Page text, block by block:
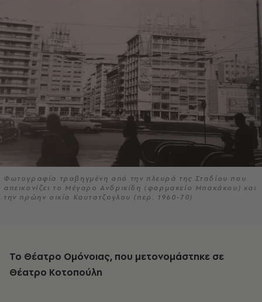
Φωτογραφία τραβηγμένη από την πλευρά της Σταδίου που
απεικονίζει το Μέγαρο Ανδρικίδη (φαρμακείο Μπακάκου) και
την πρώην οικία Καυτατζογλου (περ. 1960-70)
Το Θέατρο Ομόνοιας, που μετονομάστηκε σε
Θέατρο Κοτοπούλη